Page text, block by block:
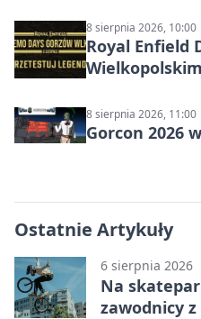
8 sierpnia 2026, 10:00
Royal Enfield
8 sierpnia 2026, 11:00
Gorcon 2026
Ostatnie Artykuły
6 sierpnia 2026
Na
zawodnicy z